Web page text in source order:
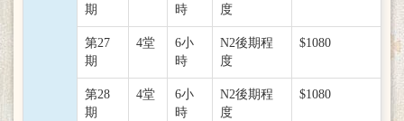
期
時
度
第27
期
4堂
6小
時
N2後期程
度
$1080
第28
期
4堂
6小
時
N2後期程
度
$1080